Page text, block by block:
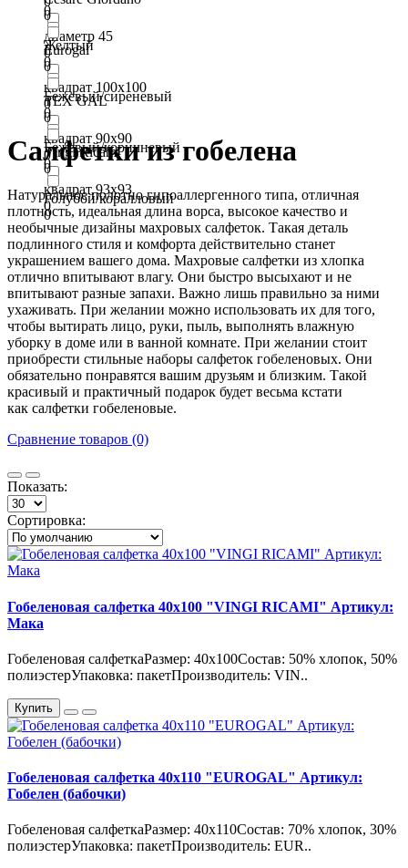
диаметр 45
0
квадрат 100х100
0
квадрат 90х90
0
квадрат 93х93
0
0
Желтый
0
Бежевый/сиреневый
0
Бежевый/коричневый
0
Голубой/коралловый
0
0
Eurogal
0
TEX GAL
0
Vingi Ricami
0
Салфетки из гобелена
Натуральное полотно гипоаллергенного типа, отличная
плотность, идеальная длина ворса, высокое качество и
необычные дизайны махровых салфеток. Такая деталь
подлинного стиля и комфорта действительно станет
украшением вашего дома. Махровые салфетки из хлопка
отлично впитывают влагу. Они быстро высыхают и не
впитывают разные запахи. Важно лишь правильно за ними
ухаживать. При желании можно использовать их для того,
чтобы вытирать лицо, руки, пыль, выполнять влажную
уборку в доме или в ванной комнате. При желании стоит
приобрести стильные наборы салфеток гобеленовых. Они
обязательно понравятся вашим друзьям и близким. Такой
красивый и практичный подарок будет весьма кстати
как салфетки гобеленовые.
Сравнение товаров (0)
Показать:
Сортировка:
Гобеленовая салфетка 40х100 "VINGI RICAMI" Артикул:
Мака
Гобеленовая салфеткаРазмер: 40х100Состав: 50% хлопок, 50%
полиэстерУпаковка: пакетПроизводитель: VIN..
Купить
Гобеленовая салфетка 40х110 "EUROGAL" Артикул:
Гобелен (бабочки)
Гобеленовая салфеткаРазмер: 40х110Состав: 70% хлопок, 30%
полиэстерУпаковка: пакетПроизводитель: EUR..